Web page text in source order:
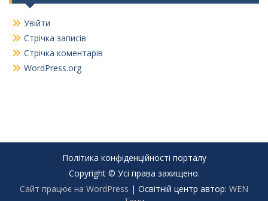
Увійти
Стрічка записів
Стрічка коментарів
WordPress.org
Політика конфіденційності порталу
Copyright © Усі права захищено.
Сайт працює на WordPress | Освітній центр автор: WEN